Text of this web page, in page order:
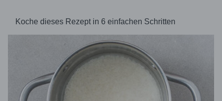
Koche dieses Rezept in 6 einfachen Schritten